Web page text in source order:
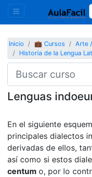
Inicio 💼 Cursos Arte
Historia de la Lengua
Lenguas
En el siguiente
principales dialectos
derivadas de ellos,
así como si estos
centum o, por lo